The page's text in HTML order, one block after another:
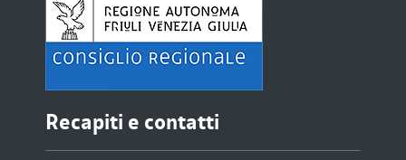
Recapiti e contatti